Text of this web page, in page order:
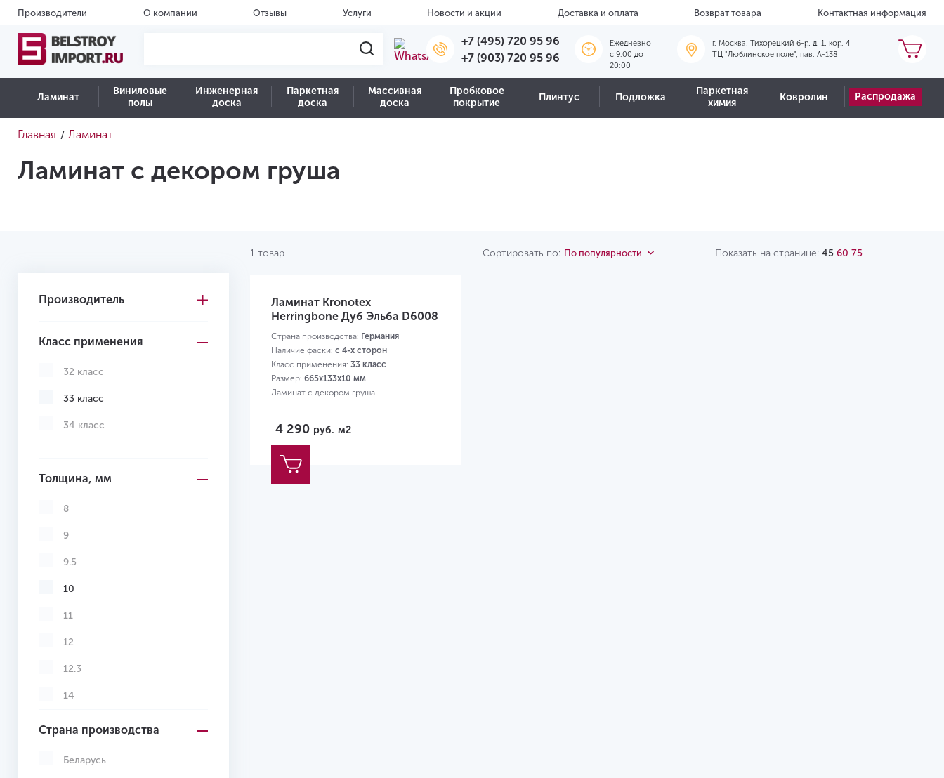
Производители О компании Отзывы Услуги Новости и акции Доставка и оплата Возврат товара Контактная информация
+7 (495) 720 95 96
+7 (903) 720 95 96
Ежедневно
c 9:00 до
20:00
г. Москва, Тихорецкий б-р, д. 1, кор. 4
ТЦ "Люблинское поле", пав. А-138
Ламинат
Виниловые
полы
Инженерная
доска
Паркетная
доска
Массивная
доска
Пробковое
покрытие
Плинтус Подложка
Паркетная
химия
Ковролин Распродажа
Главная / Ламинат
Ламинат с декором груша
1 товар Сортировать по: По популярности Показать на странице: 45 60 75
Производитель
Класс применения
32 класс
33 класс
34 класс
Толщина, мм
8
9
9.5
10
11
12
12.3
14
Страна производства
Беларусь
Ламинат Kronotex
Herringbone Дуб Эльба D6008
Страна производства: Германия
Наличие фаски: с 4-х сторон
Класс применения: 33 класс
Размер: 665х133х10 мм
Ламинат с декором груша
4 290 руб. м2